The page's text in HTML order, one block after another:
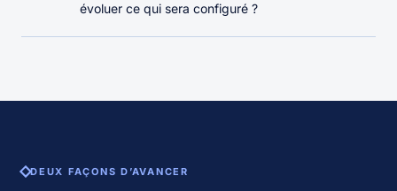
évoluer ce qui sera configuré ?
DEUX FAÇONS D’AVANCER